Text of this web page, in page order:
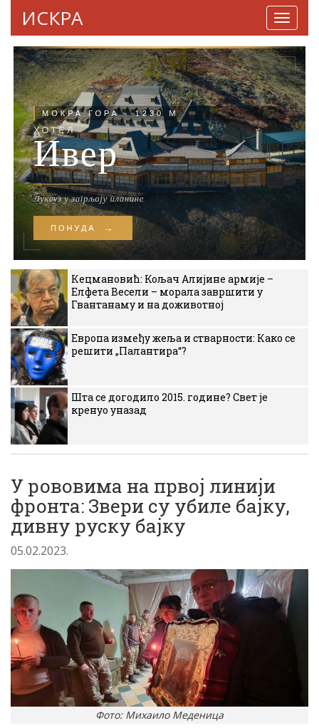
ИСКРА
Кецмановић: Кољач Алијине армије –
Елфета Весели – морала завршити у
Гвантанаму и на доживотној
Европа између жеља и стварности: Како се
решити „Палантира“?
Шта се догодило 2015. године? Свет је
кренуо уназад
У рововима на првој линији
фронта: Звери су убиле бајку,
дивну руску бајку
05.02.2023.
Фото: Михаило Меденица